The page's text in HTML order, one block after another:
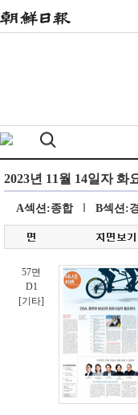
A섹션:종합 B섹션:
57면
D1
[기타]